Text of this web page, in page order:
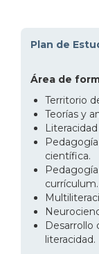
Plan de
Área de
Territorio
Teorías y
científica.
currículum.
Desarrollo
literacidad.